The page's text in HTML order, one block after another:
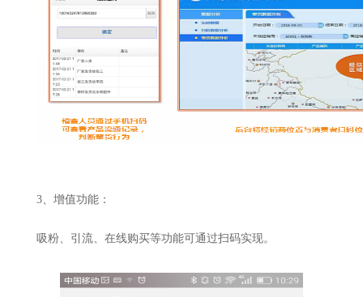
3、增值功能：
吸粉、引流、在线购买等功能可通过扫码实现。